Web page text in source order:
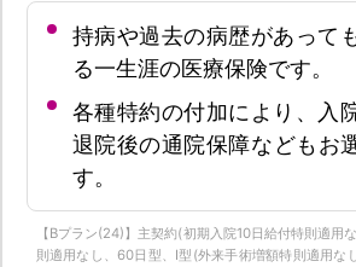
持病や過去の病歴があって
る一生涯の医療保険です。
各種特約の付加により、入
退院後の通院保障などもお
す。
【Bプラン(24)】主契約(初期入院10日給付特則適用
則適用なし、60日型、Ⅰ型(外来手術増額特則適用な